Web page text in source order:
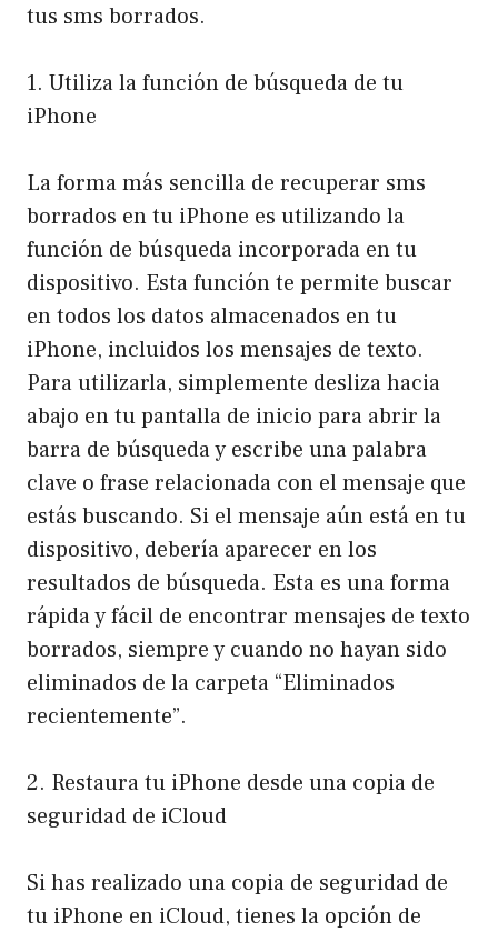
tus sms borrados.
1. Utiliza la función de búsqueda de tu
iPhone
La forma más sencilla de recuperar sms
borrados en tu iPhone es utilizando la
función de búsqueda incorporada en tu
dispositivo. Esta función te permite buscar
en todos los datos almacenados en tu
iPhone, incluidos los mensajes de texto.
Para utilizarla, simplemente desliza hacia
abajo en tu pantalla de inicio para abrir la
barra de búsqueda y escribe una palabra
clave o frase relacionada con el mensaje que
estás buscando. Si el mensaje aún está en tu
dispositivo, debería aparecer en los
resultados de búsqueda. Esta es una forma
rápida y fácil de encontrar mensajes de texto
borrados, siempre y cuando no hayan sido
eliminados de la carpeta “Eliminados
recientemente”.
2. Restaura tu iPhone desde una copia de
seguridad de iCloud
Si has realizado una copia de seguridad de
tu iPhone en iCloud, tienes la opción de